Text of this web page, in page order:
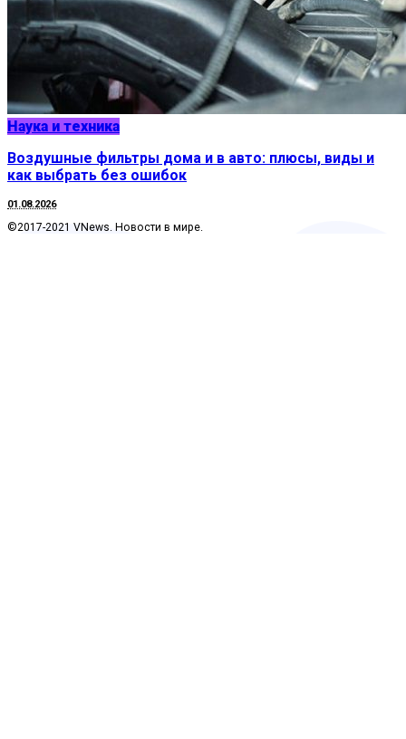
Наука и техника
Воздушные фильтры дома и в авто: плюсы, виды и
как выбрать без ошибок
01.08.2026
©2017-2021 VNews. Новости в мире.